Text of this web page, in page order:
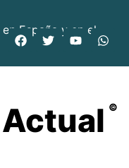
España y en el
©